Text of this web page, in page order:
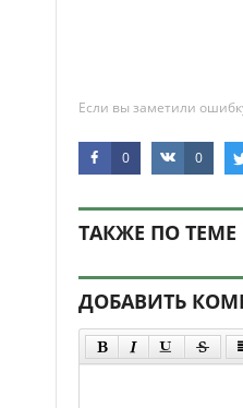
Если вы заметили
0 0
ТАКЖЕ ПО ТЕМЕ
ДОБАВИТЬ